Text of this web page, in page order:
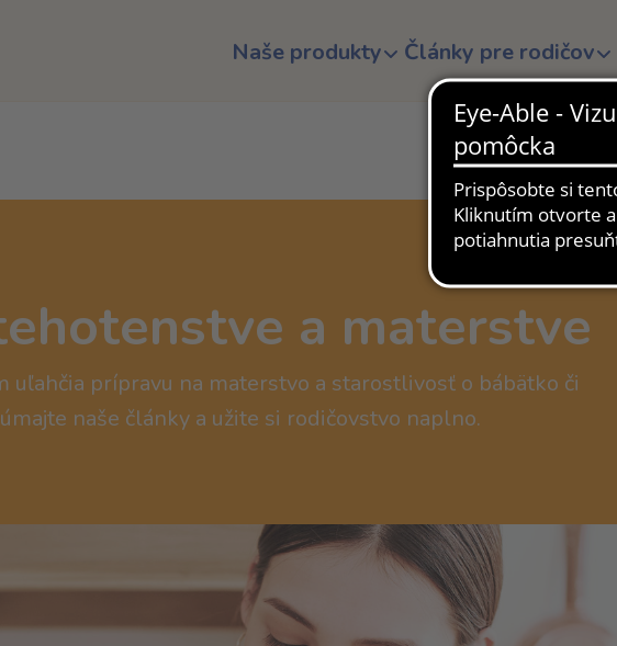
Naše produkty Články pre rodičov
a materstve
uľahčia prípravu na materstvo a starostlivosť o bábätko či
naše články a užite si rodičovstvo naplno.